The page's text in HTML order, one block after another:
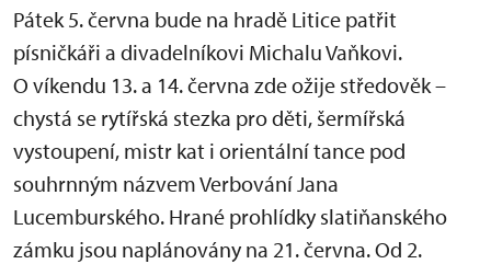
Pátek 5. června bude na hradě Litice patřit
písničkáři a divadelníkovi Michalu Vaňkovi.
O víkendu 13. a 14. června zde ožije středověk –
chystá se rytířská stezka pro děti, šermířská
vystoupení, mistr kat i orientální tance pod
souhrnným názvem Verbování Jana
Lucemburského. Hrané prohlídky slatiňanského
zámku jsou naplánovány na 21. června. Od 2.